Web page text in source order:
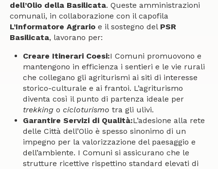
dell’Olio della Basilicata. Queste amministrazioni
comunali, in collaborazione con il capofila
L’Informatore Agrario e il sostegno del PSR
Basilicata, lavorano per:
Creare Itinerari Coesi:I Comuni promuovono e
mantengono in efficienza i sentieri e le vie rurali
che collegano gli agriturismi ai siti di interesse
storico-culturale e ai frantoi. L’agriturismo
diventa così il punto di partenza ideale per
trekking o cicloturismo tra gli ulivi.
Garantire Servizi di Qualità:L’adesione alla rete
delle Città dell’Olio è spesso sinonimo di un
impegno per la valorizzazione del paesaggio e
dell’ambiente. I Comuni si assicurano che le
strutture ricettive rispettino standard elevati di